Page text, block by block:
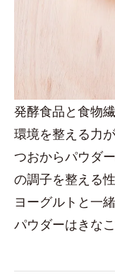
発酵食品と食物
環境を整える力
つおからパウダ
の調子を整える
ヨーグルトと一
パウダーはきな